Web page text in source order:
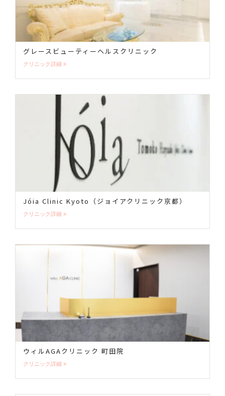
グレースビューティーヘルスクリニック
クリニック詳細 »
Jóia Clinic Kyoto（ジョイアクリニック京都）
クリニック詳細 »
ウィルAGAクリニック 町田院
クリニック詳細 »